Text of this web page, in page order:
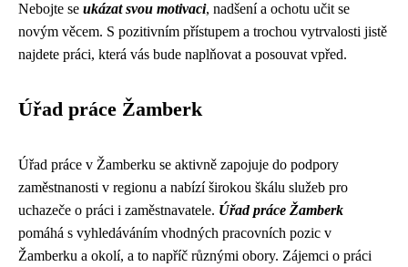
Nebojte se ukázat svou motivaci, nadšení a ochotu učit se
novým věcem. S pozitivním přístupem a trochou vytrvalosti jistě
najdete práci, která vás bude naplňovat a posouvat vpřed.
Úřad práce Žamberk
Úřad práce v Žamberku se aktivně zapojuje do podpory
zaměstnanosti v regionu a nabízí širokou škálu služeb pro
uchazeče o práci i zaměstnavatele. Úřad práce Žamberk
pomáhá s vyhledáváním vhodných pracovních pozic v
Žamberku a okolí, a to napříč různými obory. Zájemci o práci